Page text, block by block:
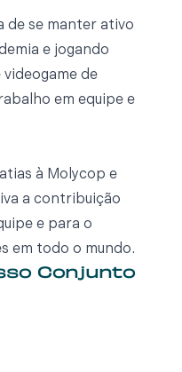
de se manter ativo
e jogando
de
em equipe e
à Molycop e
a contribuição
e para o
em todo o mundo.
Conjunto